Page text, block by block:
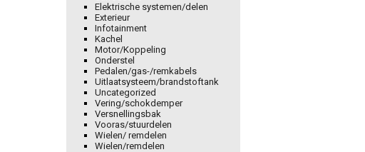
Elektrische systemen/delen
Exterieur
Infotainment
Kachel
Motor/Koppeling
Onderstel
Pedalen/gas-/remkabels
Uitlaatsysteem/brandstoftank
Uncategorized
Vering/schokdemper
Versnellingsbak
Vooras/stuurdelen
Wielen/ remdelen
Wielen/remdelen